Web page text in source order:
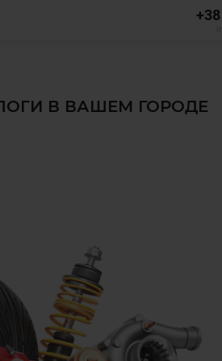
В ВАШЕМ ГОРОДЕ